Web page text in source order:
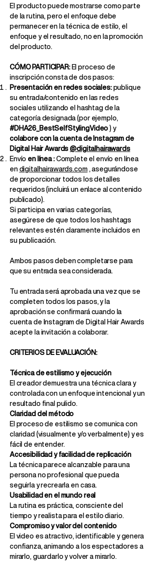
El producto puede mostrarse como parte
de la rutina, pero el enfoque debe
permanecer en la técnica de estilo, el
enfoque y el resultado, no en la promoción
del producto.
CÓMO PARTICIPAR:El proceso de
inscripción consta de dos pasos:
Presentación en redes sociales:publique
su entrada/contenido en las redes
sociales utilizando el hashtag de la
categoría designada (por ejemplo,
#DHA26_BestSelfStylingVideo) y
colabore con la cuenta de Instagram de
Digital Hair Awards@digitalhairawards
Envío en línea:Complete el envío en línea
endigitalhairawards.com, asegurándose
de proporcionar todos los detalles
requeridos (incluirá un enlace al contenido
publicado).
Si participa en varias categorías,
asegúrese de que todos los hashtags
relevantes estén claramente incluidos en
su publicación.
Ambos pasos deben completarse para
que su entrada sea considerada.
Tu entrada será aprobada una vez que se
completen todos los pasos, y la
aprobación se confirmará cuando la
cuenta de Instagram de Digital Hair Awards
acepte la invitación a colaborar.
CRITERIOS DE EVALUACIÓN:
Técnica de estilismo y ejecución
El creador demuestra una técnica clara y
controlada con un enfoque intencional y un
resultado final pulido.
Claridad del método
El proceso de estilismo se comunica con
claridad (visualmente y/o verbalmente) y es
fácil de entender.
Accesibilidad y facilidad de replicación
La técnica parece alcanzable para una
persona no profesional que pueda
seguirla y recrearla en casa.
Usabilidad en el mundo real
La rutina es práctica, consciente del
tiempo y realista para el estilo diario.
Compromiso y valor del contenido
El video es atractivo, identificable y genera
confianza, animando a los espectadores a
mirarlo, guardarlo y volver a mirarlo.